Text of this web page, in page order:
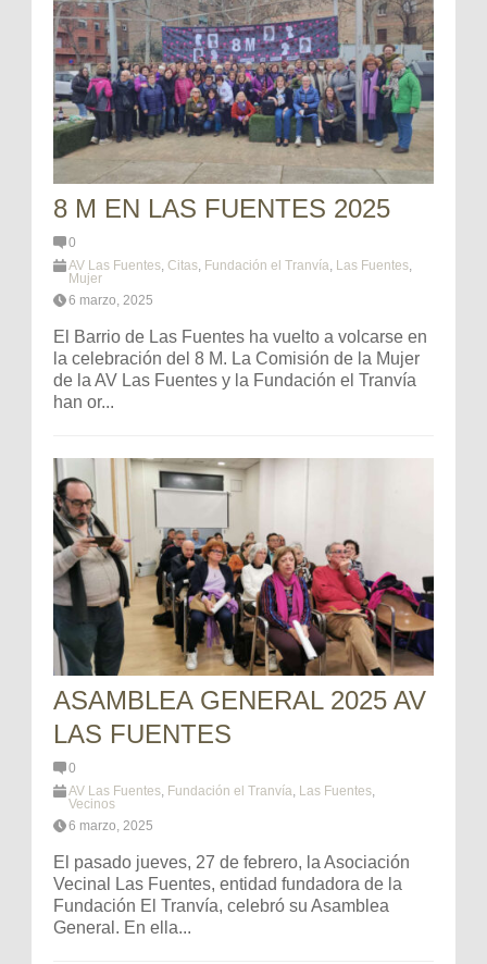
8 M EN LAS FUENTES 2025
0
AV Las Fuentes Citas Fundación el Tranvía Las Fuentes
Mujer
6 marzo, 2025
El Barrio de Las Fuentes ha vuelto a volcarse en
la celebración del 8 M. La Comisión de la Mujer
de la AV Las Fuentes y la Fundación el Tranvía
han or...
ASAMBLEA GENERAL 2025 AV
LAS FUENTES
0
AV Las Fuentes Fundación el Tranvía Las Fuentes
Vecinos
6 marzo, 2025
El pasado jueves, 27 de febrero, la Asociación
Vecinal Las Fuentes, entidad fundadora de la
Fundación El Tranvía, celebró su Asamblea
General. En ella...